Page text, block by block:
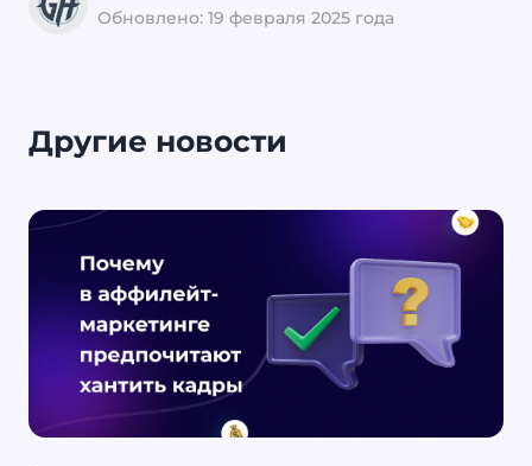
Обновлено: 19 февраля 2025 года
Другие новости